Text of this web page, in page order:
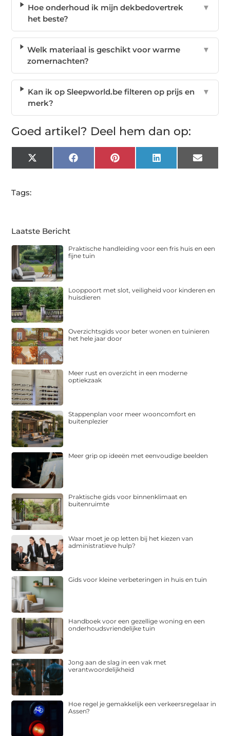
Hoe onderhoud ik mijn dekbedovertrek
het beste?
▼
Welk materiaal is geschikt voor warme
zomernachten?
▼
Kan ik op Sleepworld.be filteren op prijs en
merk?
▼
Goed artikel? Deel hem dan op:
X
(Twitter)
FacebookPinterest LinkedIn Email
Tags:
Laatste Bericht
Praktische handleiding voor een fris huis en een
fijne tuin
Looppoort met slot, veiligheid voor kinderen en
huisdieren
Overzichtsgids voor beter wonen en tuinieren
het hele jaar door
Meer rust en overzicht in een moderne
optiekzaak
Stappenplan voor meer wooncomfort en
buitenplezier
Meer grip op ideeën met eenvoudige beelden
Praktische gids voor binnenklimaat en
buitenruimte
Waar moet je op letten bij het kiezen van
administratieve hulp?
Gids voor kleine verbeteringen in huis en tuin
Handboek voor een gezellige woning en een
onderhoudsvriendelijke tuin
Jong aan de slag in een vak met
verantwoordelijkheid
Hoe regel je gemakkelijk een verkeersregelaar in
Assen?